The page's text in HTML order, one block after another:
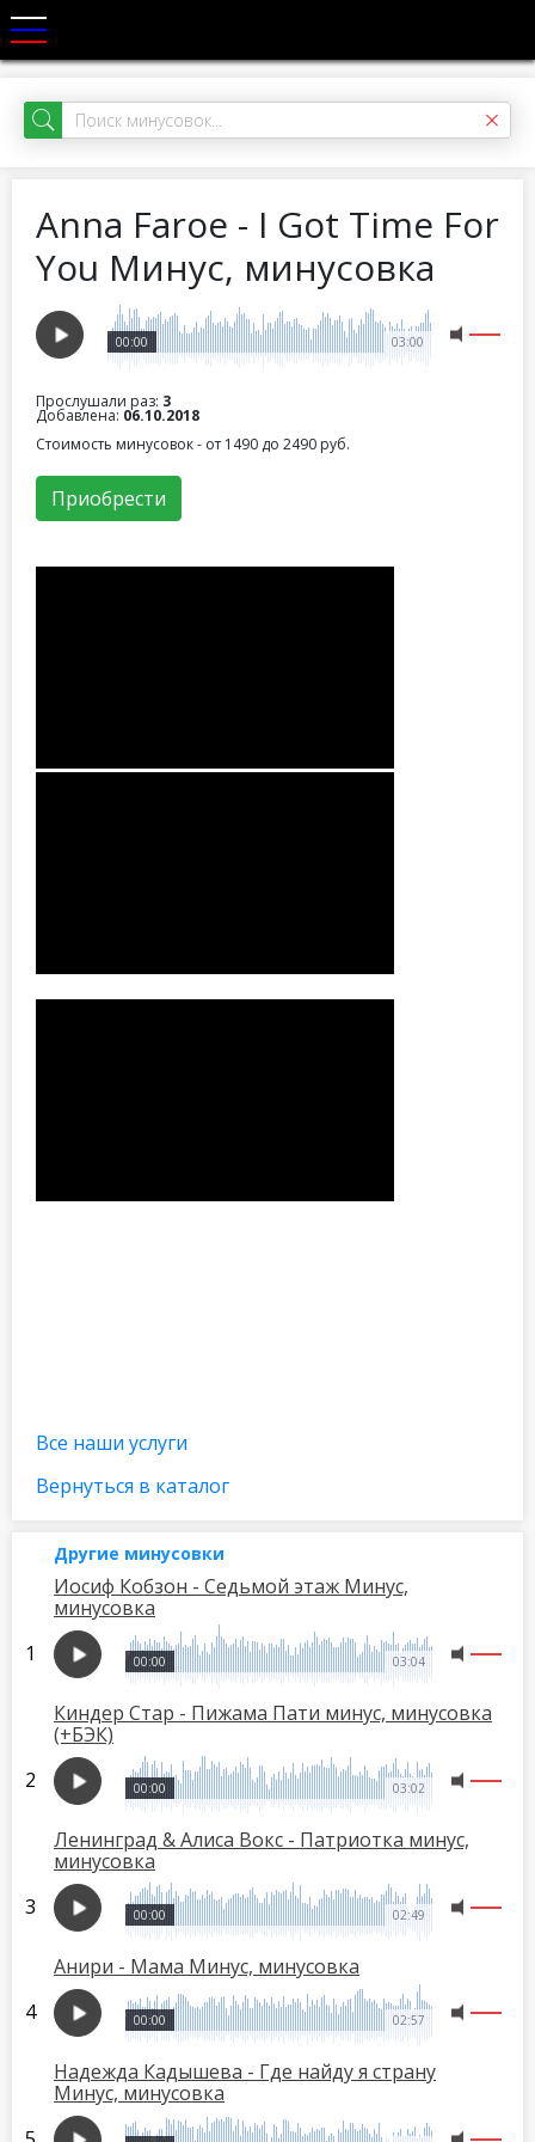
Anna Faroe - I Got Time For
You Минус, минусовка
03:00
00:00
Прослушали раз: 3
Добавлена: 06.10.2018
Стоимость минусовок - от 1490 до 2490 руб.
Приобрести
Все наши услуги
Вернуться в каталог
Другие минусовки
Иосиф Кобзон - Седьмой этаж Минус,
минусовка
03:04
00:00
Киндер Стар - Пижама Пати минус, минусовка
(+БЭК)
03:02
00:00
Ленинград & Алиса Вокс - Патриотка минус,
минусовка
02:49
00:00
Анири - Мама Минус, минусовка
02:57
00:00
Надежда Кадышева - Где найду я страну
Минус, минусовка